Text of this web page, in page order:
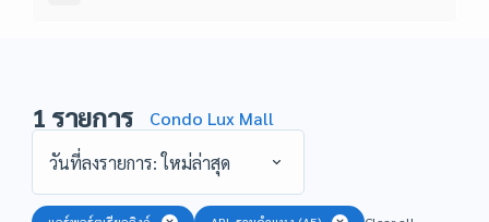
1 รายการ
Condo Lux Mall
วันที่ลงรายการ: ใหม่ล่าสุด